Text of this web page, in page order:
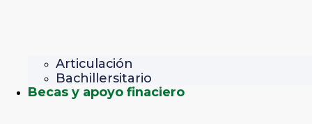
Articulación
Bachillersitario
Becas y apoyo finaciero